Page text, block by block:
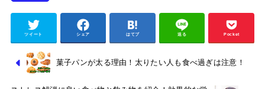
ツイート シェア はてブ 送る Pocket
菓子パンが太る理由！太りたい人も食べ過ぎは注意！